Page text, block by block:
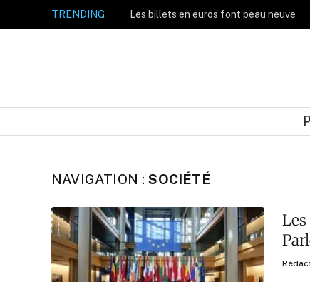
TRENDING Les billets en euros font peau neuve
NAVIGATION :SOCIÉTÉ